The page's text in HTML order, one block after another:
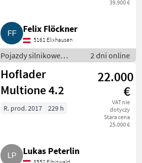
39.900 €
Felix Flöckner
5161 Elixhausen
Pojazdy silnikowe
rolnicze / Ładowarki
rolnicze
2 dni online
Hoflader
Multione 4.2
22.000
€
VAT nie
dotyczy
Stara cena
25.000 €
R. prod. 2017 229 h
Lukas Peterlin